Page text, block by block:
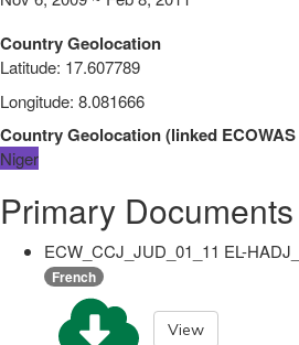
Country Geolocation
Latitude: 17.607789
Longitude: 8.081666
Country Geolocation(linked
Niger
Primary Documents
ECW_CCJ_JUD_01_11 EL-
French
View